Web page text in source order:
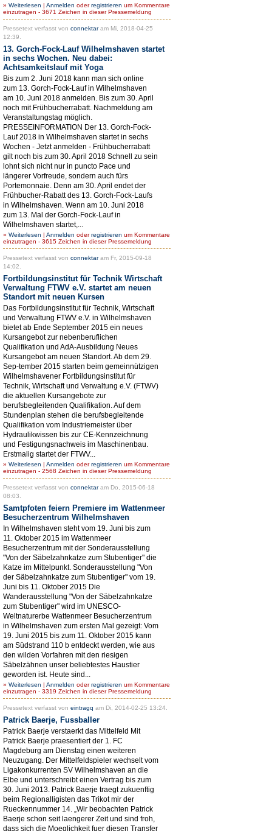
» Weiterlesen | Anmelden oderregistrieren um Kommentare
einzutragen - 3671 Zeichen in dieser Pressemeldung
Pressetext verfasst von connektaram Mi, 2018-04-25
12:39.
13. Gorch-Fock-Lauf Wilhelmshaven startet
in sechs Wochen. Neu dabei:
Achtsamkeitslauf mit Yoga
Bis zum 2. Juni 2018 kann man sich online
zum 13. Gorch-Fock-Lauf in Wilhelmshaven
am 10. Juni 2018 anmelden. Bis zum 30. April
noch mit Frühbucherrabatt. Nachmeldung am
Veranstaltungstag möglich.
PRESSEINFORMATION Der 13. Gorch-Fock-
Lauf 2018 in Wilhelmshaven startet in sechs
Wochen - Jetzt anmelden - Frühbucherrabatt
gilt noch bis zum 30. April 2018 Schnell zu sein
lohnt sich nicht nur in puncto Pace und
längerer Vorfreude, sondern auch fürs
Portemonnaie. Denn am 30. April endet der
Frühbucher-Rabatt des 13. Gorch-Fock-Laufs
in Wilhelmshaven. Wenn am 10. Juni 2018
zum 13. Mal der Gorch-Fock-Lauf in
Wilhelmshaven startet,...
» Weiterlesen | Anmelden oderregistrieren um Kommentare
einzutragen - 3615 Zeichen in dieser Pressemeldung
Pressetext verfasst von connektaram Fr, 2015-09-18
14:02.
Fortbildungsinstitut für Technik Wirtschaft
Verwaltung FTWV e.V. startet am neuen
Standort mit neuen Kursen
Das Fortbildungsinstitut für Technik, Wirtschaft
und Verwaltung FTWV e.V. in Wilhelmshaven
bietet ab Ende September 2015 ein neues
Kursangebot zur nebenberuflichen
Qualifikation und AdA-Ausbildung Neues
Kursangebot am neuen Standort. Ab dem 29.
Sep-tember 2015 starten beim gemeinnützigen
Wilhelmshavener Fortbildungsinstitut für
Technik, Wirtschaft und Verwaltung e.V. (FTWV)
die aktuellen Kursangebote zur
berufsbegleitenden Qualifikation. Auf dem
Stundenplan stehen die berufsbegleitende
Qualifikation vom Industriemeister über
Hydraulikwissen bis zur CE-Kennzeichnung
und Festigungsnachweis im Maschinenbau.
Erstmalig startet der FTWV...
» Weiterlesen | Anmelden oderregistrieren um Kommentare
einzutragen - 2568 Zeichen in dieser Pressemeldung
Pressetext verfasst von connektaram Do, 2015-06-18
08:03.
Samtpfoten feiern Premiere im Wattenmeer
Besucherzentrum Wilhelmshaven
In Wilhelmshaven steht vom 19. Juni bis zum
11. Oktober 2015 im Wattenmeer
Besucherzentrum mit der Sonderausstellung
"Von der Säbelzahnkatze zum Stubentiger" die
Katze im Mittelpunkt. Sonderausstellung "Von
der Säbelzahnkatze zum Stubentiger" vom 19.
Juni bis 11. Oktober 2015 Die
Wanderausstellung "Von der Säbelzahnkatze
zum Stubentiger" wird im UNESCO-
Weltnaturerbe Wattenmeer Besucherzentrum
in Wilhelmshaven zum ersten Mal gezeigt: Vom
19. Juni 2015 bis zum 11. Oktober 2015 kann
am Südstrand 110 b entdeckt werden, wie aus
den wilden Vorfahren mit den riesigen
Säbelzähnen unser beliebtestes Haustier
geworden ist. Heute sind...
» Weiterlesen | Anmelden oderregistrieren um Kommentare
einzutragen - 3319 Zeichen in dieser Pressemeldung
Pressetext verfasst von eintragq am Di, 2014-02-25 13:24.
Patrick Baerje, Fussballer
Patrick Baerje verstaerkt das Mittelfeld Mit
Patrick Baerje praesentiert der 1. FC
Magdeburg am Dienstag einen weiteren
Neuzugang. Der Mittelfeldspieler wechselt vom
Ligakonkurrenten SV Wilhelmshaven an die
Elbe und unterschreibt einen Vertrag bis zum
30. Juni 2013. Patrick Baerje traegt zukuenftig
beim Regionalligisten das Trikot mir der
Rueckennummer 14. „Wir beobachten Patrick
Baerje schon seit laengerer Zeit und sind froh,
dass sich die Moeglichkeit fuer diesen Transfer